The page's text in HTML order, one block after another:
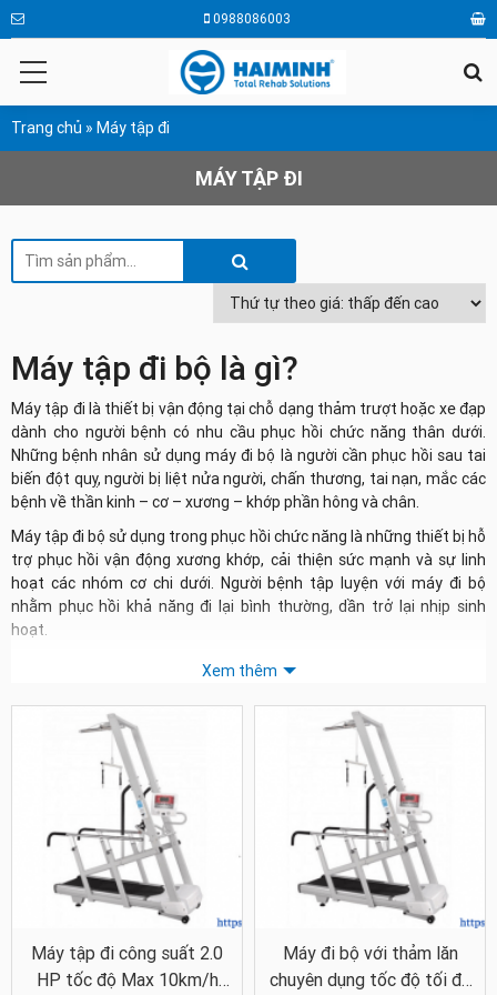
0988086003
Trang chủ » Máy tập đi
MÁY TẬP ĐI
Máy tập đi bộ là gì?
Máy tập đi là thiết bị vận động tại chỗ dạng thảm trượt hoặc xe đạp
dành cho người bệnh có nhu cầu phục hồi chức năng thân dưới.
Những bệnh nhân sử dụng máy đi bộ là người cần phục hồi sau tai
biến đột quỵ, người bị liệt nửa người, chấn thương, tai nạn, mắc các
bệnh về thần kinh – cơ – xương – khớp phần hông và chân.
Máy tập đi bộ sử dụng trong phục hồi chức năng là những thiết bị hỗ
trợ phục hồi vận động xương khớp, cải thiện sức mạnh và sự linh
hoạt các nhóm cơ chi dưới. Người bệnh tập luyện với máy đi bộ
nhằm phục hồi khả năng đi lại bình thường, dần trở lại nhịp sinh
hoạt.
Phân loại máy tập đi bộ phục
hồi chức năng
Hiện nay có 2 dòng máy tập đi phổ biến trong điều trị vật lý trị liệu –
phục hồi chức năng là máy tập dạng thảm chạy điện và máy tập
dạng xe đạp với bàn đạp.
Máy tập đi dạng thảm
Máy tập dạng thảm có kết cấu tương tự như các dòng máy chạy bộ
thông thường. Cùng với đó là hệ thống khung và giá đỡ bệnh nhân.
Bệnh nhân khi tập luyện với máy sẽ gắn thân người với hệ thống giá
treo và hai tay có thể bám vào thành máy để giữ thăng bằng.
Xem thêm
Máy tập đi công suất 2.0
HP tốc độ Max 10km/h
Máy đi bộ với thảm lăn
chuyên dụng tốc độ tối đa